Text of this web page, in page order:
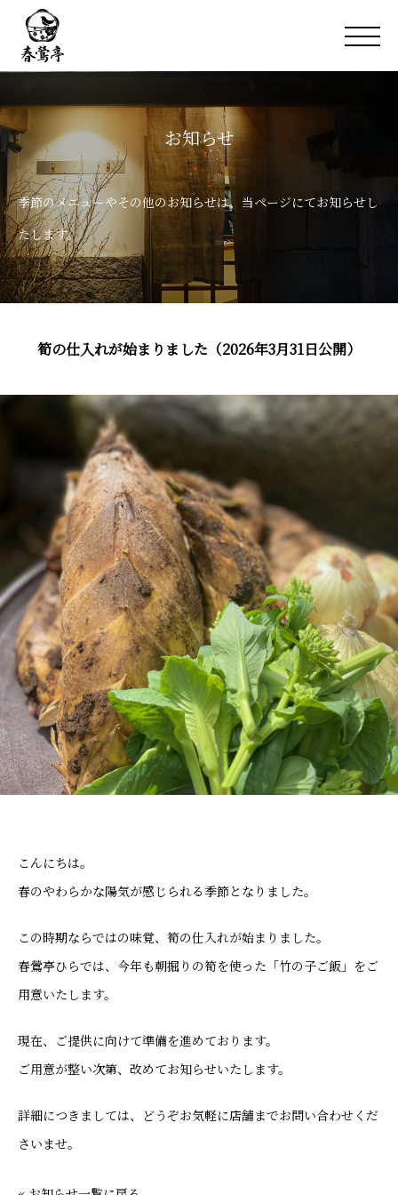
お知らせ
季節のメニューやその他のお知らせは、当ページにてお知らせし
たします。
筍の仕入れが始まりました（2026年3月31日公開）
こんにちは。
春のやわらかな陽気が感じられる季節となりました。
この時期ならではの味覚、筍の仕入れが始まりました。
春鶯亭ひらでは、今年も朝掘りの筍を使った「竹の子ご飯」をご
用意いたします。
現在、ご提供に向けて準備を進めております。
ご用意が整い次第、改めてお知らせいたします。
詳細につきましては、どうぞお気軽に店舗までお問い合わせくだ
さいませ。